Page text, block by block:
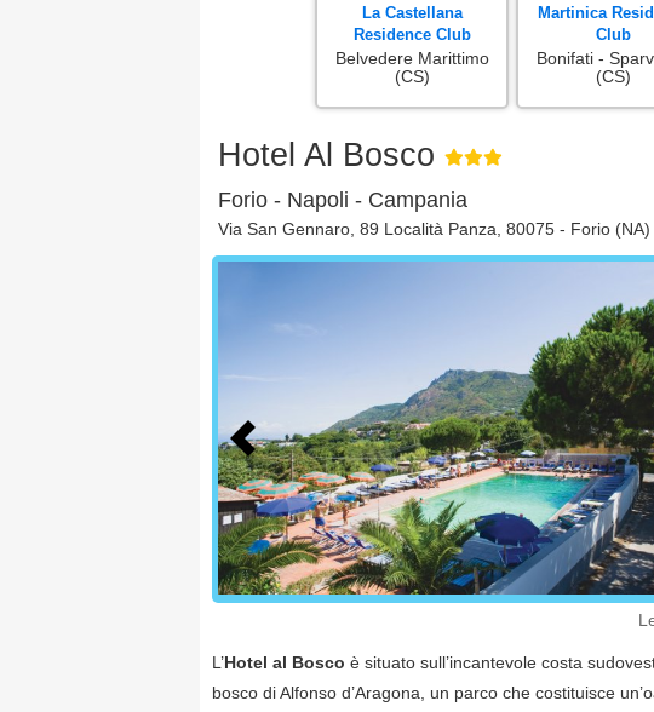
La Castellana
Residence Club
Belvedere Marittimo
(CS)
Martinica
Club
Bonifati -
(CS)
Hotel Al Bosco
Forio - Napoli - Campania
Via San Gennaro, 89 Località Panza, 80075 - Forio (NA)
L’Hotel al Bosco è situato sull’incantevole costa
bosco di Alfonso d’Aragona, un parco che costituisce